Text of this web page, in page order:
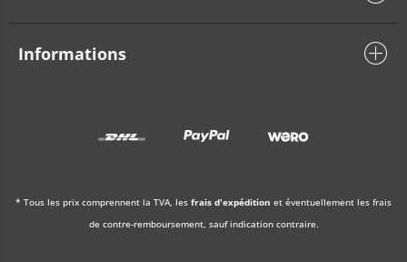
Informations
* Tous les prix comprennent la TVA, les frais d'expédition et éventuellement les frais
de contre-remboursement, sauf indication contraire.